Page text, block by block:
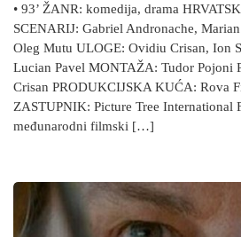
• 93’ ŽANR: komedija, drama
SCENARIJ: Gabriel Andronache,
Oleg Mutu ULOGE: Ovidiu Crisan, Ion
Lucian Pavel MONTAŽA: Tudor Pojoni
Crisan PRODUKCIJSKA KUĆA: Rova
ZASTUPNIK: Picture Tree International
međunarodni filmski […]